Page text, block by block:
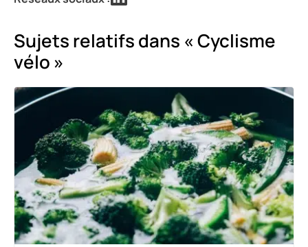
Sujets relatifs dans « Cyclisme
vélo »